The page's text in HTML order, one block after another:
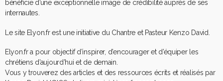
bénéficie d’une exceptionnelle image de crédibilité auprès de ses
internautes.
Le site Elyon.fr est une initiative du Chantre et Pasteur Kenzo David.
Elyon.fr a pour objectif d’inspirer, d’encourager et d’équiper les
chrétiens d’aujourd’hui et de demain.
​Vous y trouverez des articles et des ressources écrits et réalisés par